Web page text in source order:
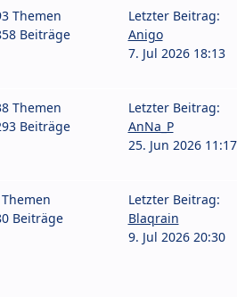
Themen
Beiträge
Letzter Beitrag:
Anigo
7. Jul 2026 18:13
Themen
Beiträge
Letzter Beitrag:
AnNa_P
25. Jun 2026 11:17
Beiträge
Letzter Beitrag:
Blaqrain
9. Jul 2026 20:30